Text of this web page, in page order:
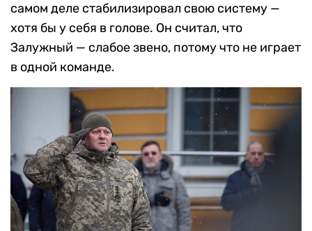
самом деле стабилизировал свою систему —
хотя бы у себя в голове. Он считал, что
Залужный — слабое звено, потому что не играет
в одной команде.